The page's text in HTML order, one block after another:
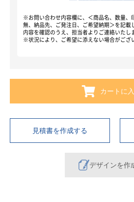
※お問い合わせ内容欄に、＜商品名、数量、
無、納品先、ご発注日、ご希望納期＞を記載
内容を確認のうえ、担当者よりご連絡いたし
※状況により、ご希望に添えない場合がござ
カートに
見積書を作成する
デザインを作